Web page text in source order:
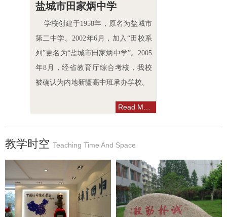
盐城市田家炳中学
学校创建于1958年，原名为盐城市
第二中学。2002年6月，加入“田校系
列”更名为“盐城市田家炳中学”。2005
年8月，经省教育厅综合考核，我校
被确认为内地新疆高中班承办学校。
教学时空 Teaching Time And Space